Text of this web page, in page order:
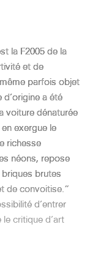
la F2005 de la
et de
parfois objet
a été
voiture dénaturée
exergue le
richesse
néons, repose
brutes
de convoitise.“
d’entrer
critique d’art
De La
Sens)
De La Cathédrale